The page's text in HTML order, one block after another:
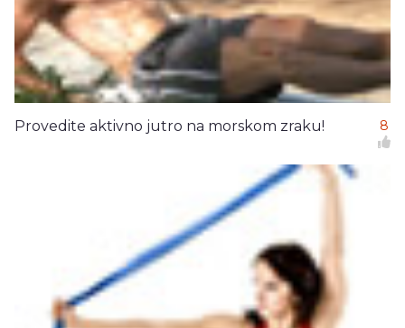
Provedite aktivno jutro na morskom zraku! 8